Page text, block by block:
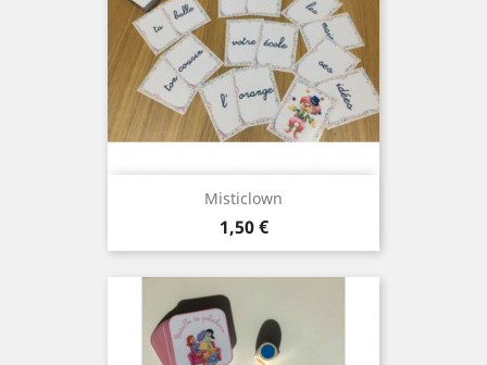
Misticlown
Prix
1,50 €